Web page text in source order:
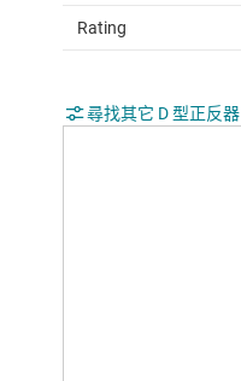
Rating
尋找其它 D 型正反器